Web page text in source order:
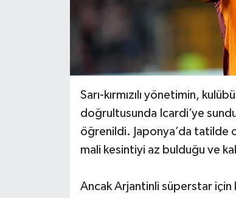
Sarı-kırmızılı yönetimin,
doğrultusunda Icardi’ye
öğrenildi. Japonya’da tatilde
mali kesintiyi az bulduğu ve
Ancak Arjantinli süperstar